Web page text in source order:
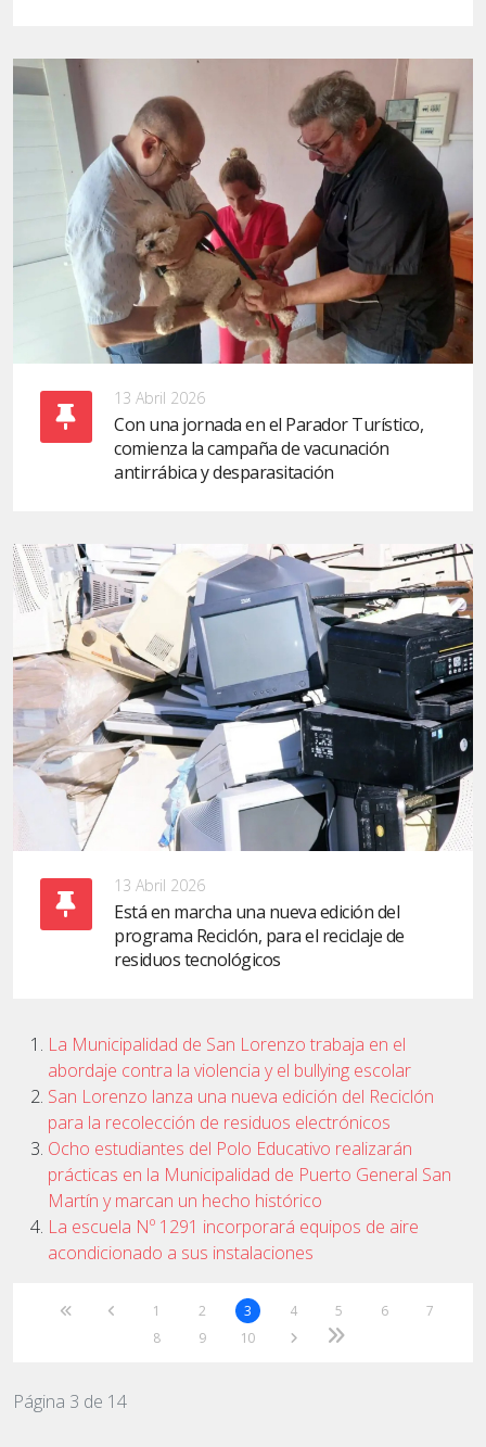
13 Abril 2026
Con una jornada en el Parador Turístico,
comienza la campaña de vacunación
antirrábica y desparasitación
13 Abril 2026
Está en marcha una nueva edición del
programa Reciclón, para el reciclaje de
residuos tecnológicos
La Municipalidad de San Lorenzo trabaja en el
abordaje contra la violencia y el bullying escolar
San Lorenzo lanza una nueva edición del Reciclón
para la recolección de residuos electrónicos
Ocho estudiantes del Polo Educativo realizarán
prácticas en la Municipalidad de Puerto General San
Martín y marcan un hecho histórico
La escuela Nº 1291 incorporará equipos de aire
acondicionado a sus instalaciones
1 2 3 4 5 6
7
8
9 10
Página 3 de 14